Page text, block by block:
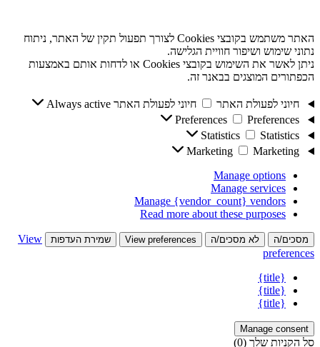
האתר משתמש בקובצי Cookies לצורך תפעול תקין של האתר, ניתוח
נתוני שימוש ושיפור חוויית הגלישה.
ניתן לאשר את השימוש בקובצי Cookies או לדחות אותם באמצעות
הכפתורים המוצגים בבאנר זה.
חיוני לפעולת האתר חיוני לפעולת האתר Always active
Preferences
Preferences
Statistics
Statistics
Marketing
Marketing
Manage options
Manage services
Manage {vendor_count} vendors
Read more about these purposes
מסכים/ה לא מסכים/ה View preferences שמירת העדפות
View
preferences
{title}
{title}
{title}
Manage consent
סל הקניות שלך (0)